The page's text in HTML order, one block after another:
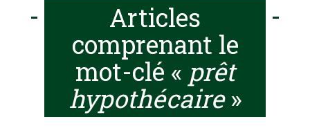
Articles
comprenant le
mot-clé « prêt
hypothécaire»